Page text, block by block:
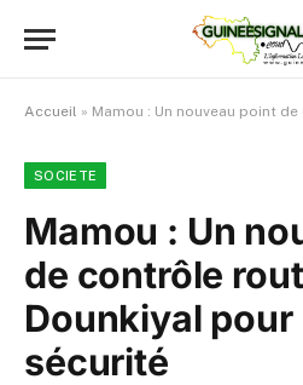
Accueil » Mamou : Un nouveau point de contrôle routier
SOCIETE
Mamou : Un
de contrôle
Dounkiyal
sécurité